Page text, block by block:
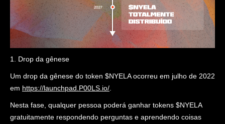
1. Drop da gênese
Um drop da gênese do token $NYELA ocorreu em julho de 2022
em https://launchpad.P00LS.io/
Nesta fase, qualquer pessoa poderá ganhar tokens $NYELA
gratuitamente respondendo perguntas e aprendendo coisas